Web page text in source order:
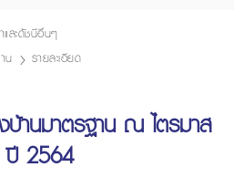
และดัชนีอื่นๆ
น
รายละเอียด
บ้านมาตรฐาน ณ ไตรมาส
2564